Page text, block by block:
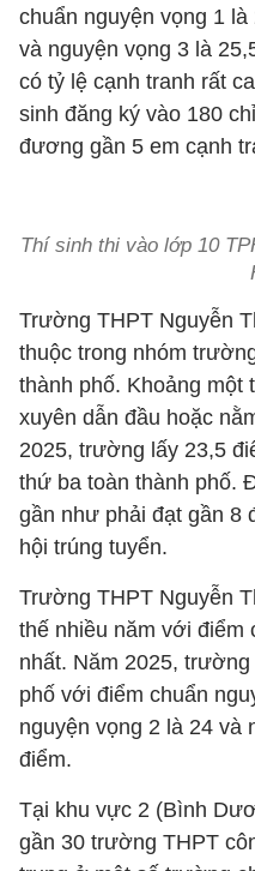
chuẩn nguyện vọng 1
và nguyện vọng 3 là
có tỷ lệ cạnh tranh rất
sinh đăng ký vào 180
đương gần 5 em cạnh
Thí sinh thi vào lớp 10
Trường THPT Nguyễn
thuộc trong nhóm
thành phố. Khoảng
xuyên dẫn đầu hoặc
2025, trường lấy 23,5
thứ ba toàn thành phố.
gần như phải đạt gần 8
hội trúng tuyển.
Trường THPT Nguyễn
thế nhiều năm với điểm
nhất. Năm 2025,
phố với điểm chuẩn
nguyện vọng 2 là 24 và
điểm.
Tại khu vực 2 (Bình
gần 30 trường THPT